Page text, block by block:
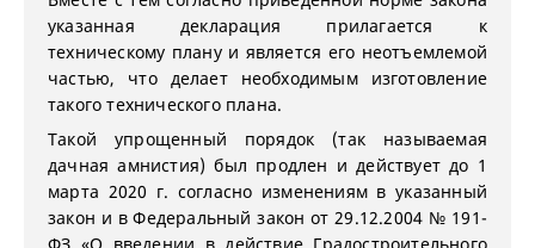
указанная декларация прилагается к
техническому плану и является его неотъемлемой
частью, что делает необходимым изготовление
такого технического плана.
Такой упрощенный порядок (так называемая
дачная амнистия) был продлен и действует до 1
марта 2020 г. согласно изменениям в указанный
закон и в Федеральный закон от 29.12.2004 № 191-